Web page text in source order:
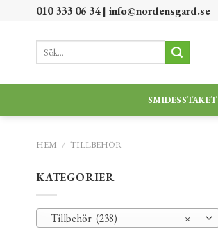
010 333 06 34 | info@nordensgard.se
efter:
SMIDESSTAKET
HEM / TILLBEHÖR
KATEGORIER
×
Tillbehör (238)